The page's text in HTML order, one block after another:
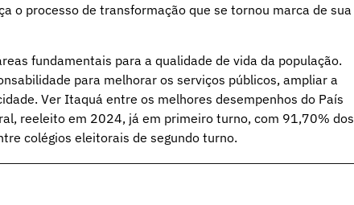
o processo de transformação que se tornou marca de sua
fundamentais para a qualidade de vida da população.
para melhorar os serviços públicos, ampliar a
Ver Itaquá entre os melhores desempenhos do País
reeleito em 2024, já em primeiro turno, com 91,70% dos
colégios eleitorais de segundo turno.